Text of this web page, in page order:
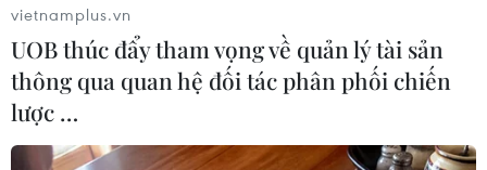
TIN LIÊN QUAN
vietnamplus.vn
UOB thúc đẩy tham vọng về quản lý tài sản
thông qua quan hệ đối tác phân phối chiến
lược …